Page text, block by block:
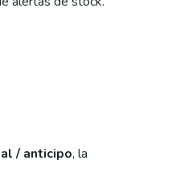
/ anticipo, la